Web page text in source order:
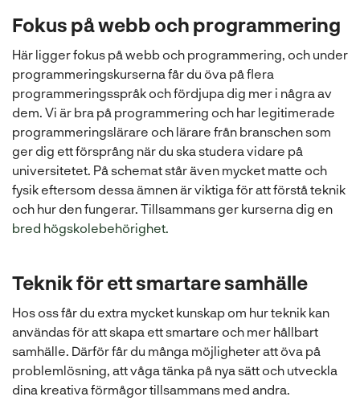
Fokus på webb och programmering
Här ligger fokus på webb och programmering, och under
programmeringskurserna får du öva på flera
programmeringsspråk och fördjupa dig mer i några av
dem. Vi är bra på programmering och har legitimerade
programmeringslärare och lärare från branschen som
ger dig ett försprång när du ska studera vidare på
universitetet. På schemat står även mycket matte och
fysik eftersom dessa ämnen är viktiga för att förstå teknik
och hur den fungerar. Tillsammans ger kurserna dig en
bred högskolebehörighet.
Teknik för ett smartare samhälle
Hos oss får du extra mycket kunskap om hur teknik kan
användas för att skapa ett smartare och mer hållbart
samhälle. Därför får du många möjligheter att öva på
problemlösning, att våga tänka på nya sätt och utveckla
dina kreativa förmågor tillsammans med andra.